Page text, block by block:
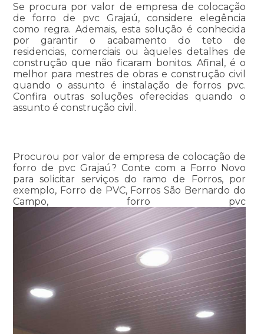
Se procura por valor de empresa de colocação
de forro de pvc Grajaú, considere elegência
como regra. Ademais, esta solução é conhecida
por garantir o acabamento do teto de
residencias, comerciais ou àqueles detalhes de
construção que não ficaram bonitos. Afinal, é o
melhor para mestres de obras e construção civil
quando o assunto é instalação de forros pvc.
Confira outras soluções oferecidas quando o
assunto é construção civil.
Procurou por valor de empresa de colocação de
forro de pvc Grajaú? Conte com a Forro Novo
para solicitar serviços do ramo de Forros, por
exemplo, Forro de PVC, Forros São Bernardo do
Campo, forro pvc